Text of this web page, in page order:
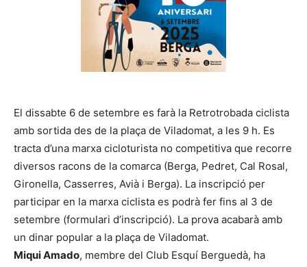
El dissabte 6 de setembre es farà la Retrotrobada ciclista
amb sortida des de la plaça de Viladomat, a les 9 h. Es
tracta d’una marxa cicloturista no competitiva que recorre
diversos racons de la comarca (Berga, Pedret, Cal Rosal,
Gironella, Casserres, Avià i Berga). La inscripció per
participar en la marxa ciclista es podrà fer fins al 3 de
setembre (formulari d’inscripció). La prova acabarà amb
un dinar popular a la plaça de Viladomat.
Miqui Amado, membre del Club Esquí Berguedà, ha